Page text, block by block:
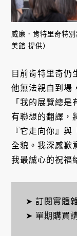
威廉．肯特里奇特
美館 提供）
目前肯特里奇仍
他無法親自到場
「我的展覽總
有聯想的翻譯，
『它走向你』
全貌。我深感歉
我最誠心的祝福
➤ 訂閱實體
➤ 單期購買